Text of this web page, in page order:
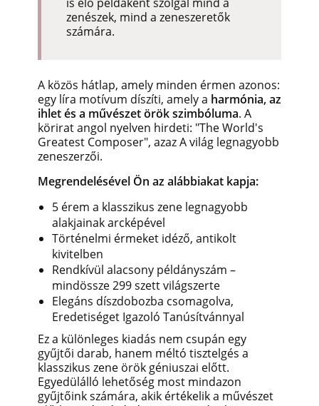
zenészek, mind a zeneszeretők
számára.
A közös hátlap, amely minden érmen azonos:
egy líra motívum díszíti, amely a harmónia, az
ihlet és a művészet örök szimbóluma. A
körirat angol nyelven hirdeti: "The World's
Greatest Composer", azaz A világ legnagyobb
zeneszerzői.
Megrendelésével Ön az alábbiakat kapja:
5 érem a klasszikus zene legnagyobb
alakjainak arcképével
Történelmi érmeket idéző, antikolt
kivitelben
Rendkívül alacsony példányszám –
mindössze 299 szett világszerte
Elegáns díszdobozba csomagolva,
Eredetiséget Igazoló Tanúsítvánnyal
Ez a különleges kiadás nem csupán egy
gyűjtői darab, hanem méltó tisztelgés a
klasszikus zene örök géniuszai előtt.
Egyedülálló lehetőség most mindazon
gyűjtőink számára, akik értékelik a művészet